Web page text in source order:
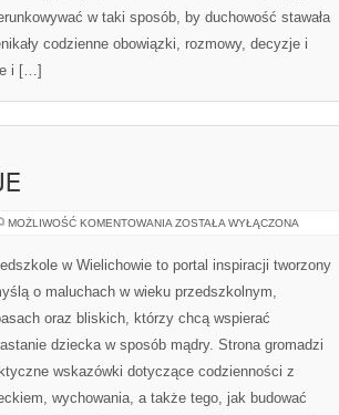
w taki sposób, by duchowość stawała
codzienne obowiązki, rozmowy, decyzje i
i […]
MOŻLIWOŚĆ KOMENTOWANIA PRODUKTY
ZOSTAŁA WYŁĄCZONA
w Wielichowie to portal inspiracji tworzony
o maluchach w wieku przedszkolnym,
oraz bliskich, którzy chcą wspierać
dziecka w sposób mądry. Strona gromadzi
wskazówki dotyczące codzienności z
wychowania, a także tego, jak budować